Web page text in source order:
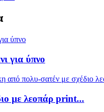
για ύπνο
με λεοπάρ print...